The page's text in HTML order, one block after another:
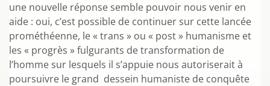
une nouvelle réponse semble pouvoir nous venir en
aide : oui, c’est possible de continuer sur cette lancée
prométhéenne, le « trans » ou « post » humanisme et
les « progrès » fulgurants de transformation de
l’homme sur lesquels il s’appuie nous autoriserait à
poursuivre le grand dessein humaniste de conquête